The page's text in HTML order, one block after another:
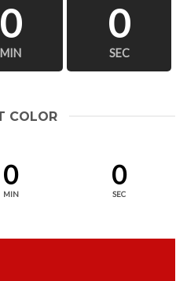
0
MIN
0
SEC
COLOR
0
MIN
0
SEC